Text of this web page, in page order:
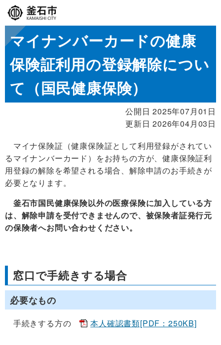
マイナンバーカードの健康
保険証利用の登録解除につい
て（国民健康保険）
公開日 2025年07月01日
更新日 2026年04月03日
マイナ保険証（健康保険証として利用登録がされてい
るマイナンバーカード）をお持ちの方が、健康保険証利
用登録の解除を希望される場合、解除申請のお手続きが
必要となります。
釜石市国民健康保険以外の医療保険に加入している方
は、解除申請を受付できませんので、被保険者証発行元
の保険者へお問い合わせください。
窓口で手続きする場合
必要なもの
手続きする方の 本人確認書類[PDF：250KB]